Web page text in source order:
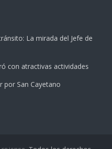
La mirada del Jefe de
con atractivas actividades
por San Cayetano